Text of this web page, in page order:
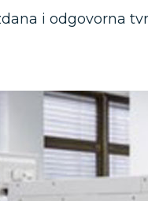
i odgovorna